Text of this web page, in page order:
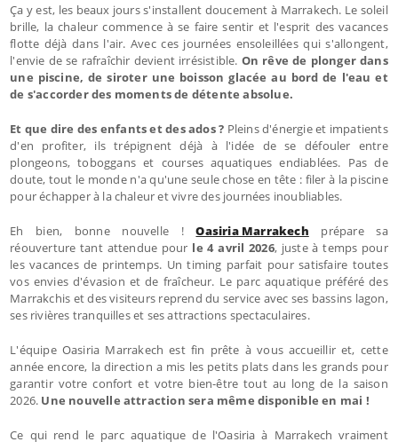
Ça y est, les beaux jours s'installent doucement à Marrakech. Le soleil
brille, la chaleur commence à se faire sentir et l'esprit des vacances
flotte déjà dans l'air. Avec ces journées ensoleillées qui s'allongent,
l'envie de se rafraîchir devient irrésistible. On rêve de plonger dans
une piscine, de siroter une boisson glacée au bord de l'eau et
de s'accorder des moments de détente absolue.
Et que dire des enfants et des ados ? Pleins d'énergie et impatients
d'en profiter, ils trépignent déjà à l'idée de se défouler entre
plongeons, toboggans et courses aquatiques endiablées. Pas de
doute, tout le monde n'a qu'une seule chose en tête : filer à la piscine
pour échapper à la chaleur et vivre des journées inoubliables.
Eh bien, bonne nouvelle !Oasiria Marrakech prépare sa
réouverture tant attendue pour le 4 avril 2026, juste à temps pour
les vacances de printemps. Un timing parfait pour satisfaire toutes
vos envies d'évasion et de fraîcheur. Le parc aquatique préféré des
Marrakchis et des visiteurs reprend du service avec ses bassins lagon,
ses rivières tranquilles et ses attractions spectaculaires.
L'équipe Oasiria Marrakech est fin prête à vous accueillir et, cette
année encore, la direction a mis les petits plats dans les grands pour
garantir votre confort et votre bien-être tout au long de la saison
2026. Une nouvelle attraction sera même disponible en mai !
Ce qui rend le parc aquatique de l'Oasiria à Marrakech vraiment